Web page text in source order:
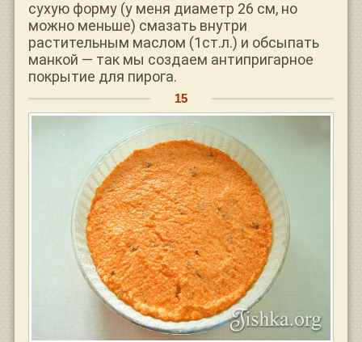
сухую форму (у меня диаметр 26 см, но
можно меньше) смазать внутри
растительным маслом (1ст.л.) и обсыпать
манкой — так мы создаем антипригарное
покрытие для пирога.